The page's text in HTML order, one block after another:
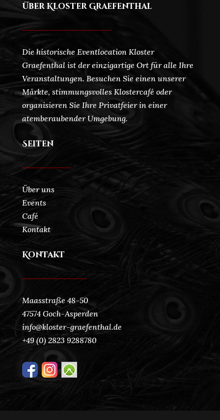
Über Kloster Graefenthal
Die historische Eventlocation Kloster
Graefenthal ist der einzigartige Ort für alle Ihre
Veranstaltungen. Besuchen Sie einen unserer
Märkte, stimmungsvolles Klostercafé oder
organisieren Sie Ihre Privatfeier in einer
atemberaubender Umgebung.
Seiten
Über uns
Events
Café
Kontakt
Kontakt
Maasstraße 48-50
47574 Goch-Asperden
info@kloster-graefenthal.de
+49 (0) 2823 9288780